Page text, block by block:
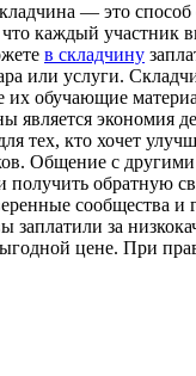
— этo способ
каждый участник
в складчину
или услуги.
их обучающие
экономия
тех, кто хочет
Общение с
обратную
сообщества и
заплатили за
цене. При